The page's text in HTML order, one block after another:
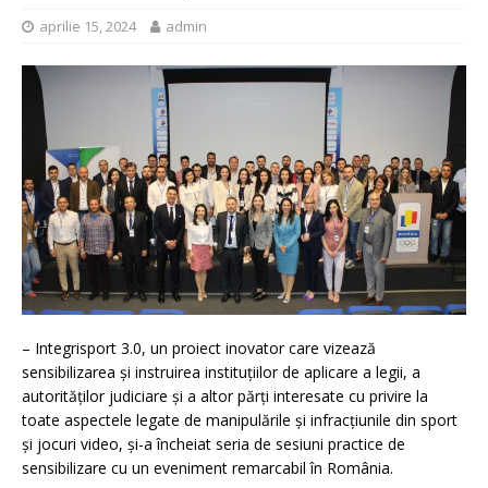
aprilie 15, 2024 admin
– Integrisport 3.0, un proiect inovator care vizează
sensibilizarea și instruirea instituțiilor de aplicare a legii, a
autorităților judiciare și a altor părți interesate cu privire la
toate aspectele legate de manipulările și infracțiunile din sport
și jocuri video, și-a încheiat seria de sesiuni practice de
sensibilizare cu un eveniment remarcabil în România.